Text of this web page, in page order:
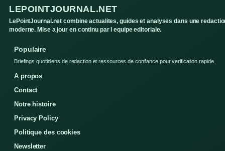
LEPOINTJOURNAL.NET
LePointJournal.net combine actualites, guides et analyses dans une
moderne. Mise a jour en continu par l equipe editoriale.
Populaire
Briefings quotidiens de redaction et ressources de confiance pour verification rapide.
A propos
Contact
Notre histoire
Privacy Policy
Politique des cookies
Newsletter